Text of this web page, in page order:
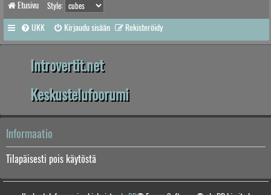
Etusivu Style:
UKK Kirjaudu sisään Rekisteröidy
Introvertit.net
Keskustelufoorumi
Informaatio
Tilapäisesti pois käytöstä